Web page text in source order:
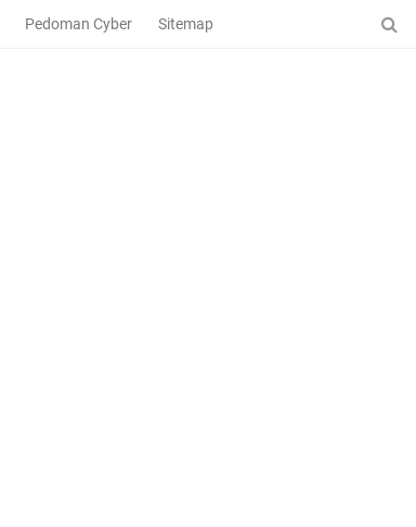
Pedoman Cyber Sitemap